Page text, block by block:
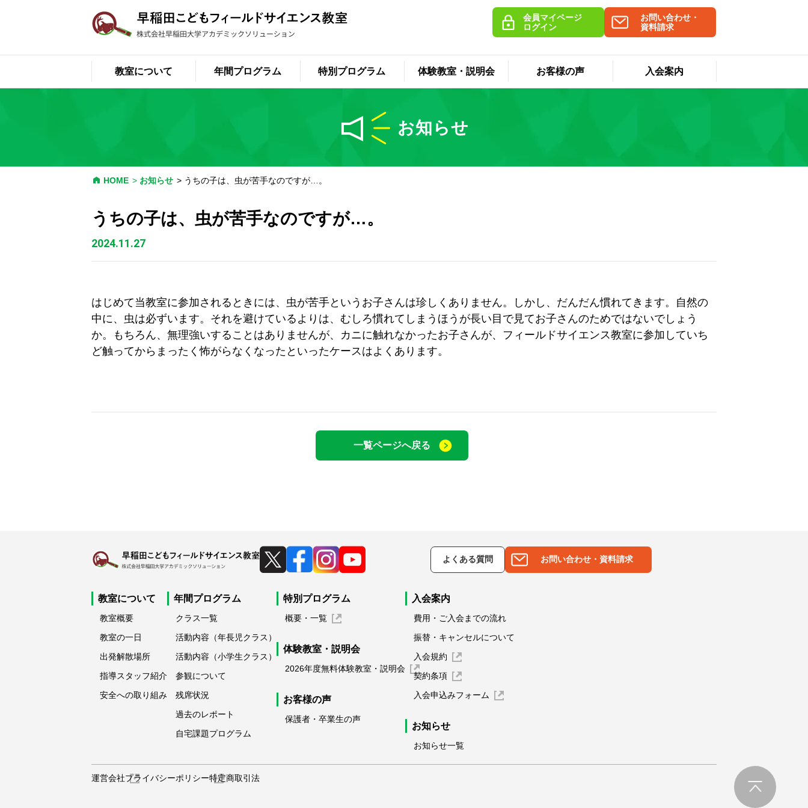
会員マイページ
ログイン
お問い合わせ・
資料請求
教室について 年間プログラム 特別プログラム 体験教室・説明会 お客様の声 入会案内
お知らせ
HOME お知らせ うちの子は、虫が苦手なのですが…。
うちの子は、虫が苦手なのですが…。
2024.11.27
はじめて当教室に参加されるときには、虫が苦手というお子さんは珍しくありません。しかし、だんだん慣れてきます。自然の
中に、虫は必ずいます。それを避けているよりは、むしろ慣れてしまうほうが長い目で見てお子さんのためではないでしょう
か。もちろん、無理強いすることはありませんが、カニに触れなかったお子さんが、フィールドサイエンス教室に参加していち
ど触ってからまったく怖がらなくなったといったケースはよくあります。
一覧ページへ戻る
よくある質問 お問い合わせ・資料請求
教室について
教室概要
教室の一日
出発解散場所
指導スタッフ紹介
安全への取り組み
年間プログラム
クラス一覧
活動内容（年長児クラス）
活動内容（小学生クラス）
参観について
残席状況
過去のレポート
自宅課題プログラム
特別プログラム
概要・一覧
体験教室・説明会
2026年度無料体験教室・説明会
お客様の声
保護者・卒業生の声
入会案内
費用・ご入会までの流れ
振替・キャンセルについて
入会規約
契約条項
入会申込みフォーム
お知らせ
お知らせ一覧
運営会社プライバシーポリシー特定商取引法